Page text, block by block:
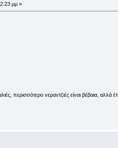
μμ »
περισσότερο νεραντζιές είναι βέβαια, αλλά έτσι